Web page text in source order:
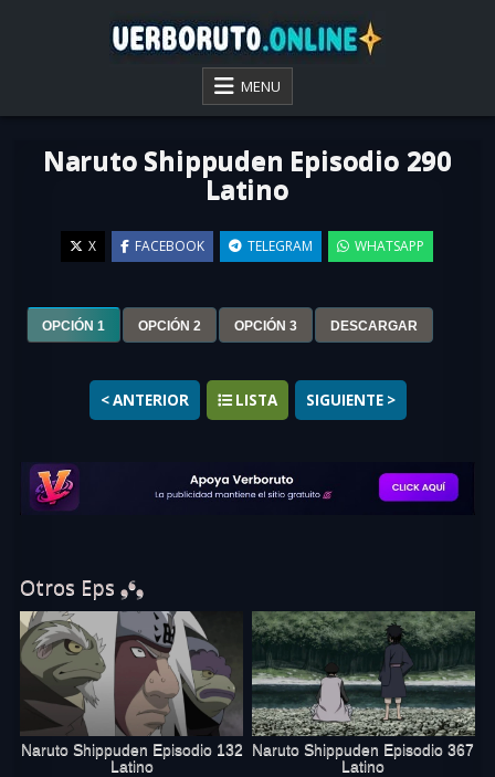
VER BORUTO ONLINE
MENU
Naruto Shippuden Episodio 290
Latino
X FACEBOOK TELEGRAM WHATSAPP
OPCIÓN 1 OPCIÓN 2 OPCIÓN 3 DESCARGAR
▶
< ANTERIOR LISTA SIGUIENTE >
Otros Eps ❟❛❟
Naruto Shippuden Episodio 132
Latino
Naruto Shippuden Episodio 367
Latino